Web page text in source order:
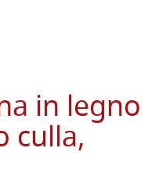
in legno
culla,